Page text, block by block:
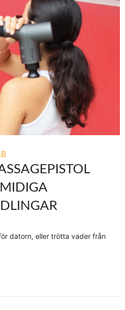
datorn, eller trötta vader från